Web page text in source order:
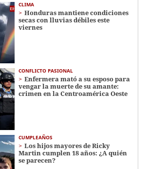
CLIMA
Honduras mantiene condiciones
secas con lluvias débiles este
viernes
CONFLICTO PASIONAL
Enfermera mató a su esposo para
vengar la muerte de su amante:
crimen en la Centroamérica Oeste
CUMPLEAÑOS
Los hijos mayores de Ricky
Martin cumplen 18 años: ¿A quién
se parecen?